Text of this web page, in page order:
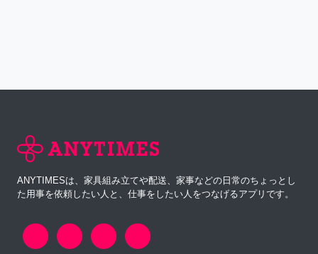
ANYTIMESは、家具組み立てや配送、家事などの日常のちょっとし
た用事を依頼したい人と、仕事をしたい人をつなげるアプリです。